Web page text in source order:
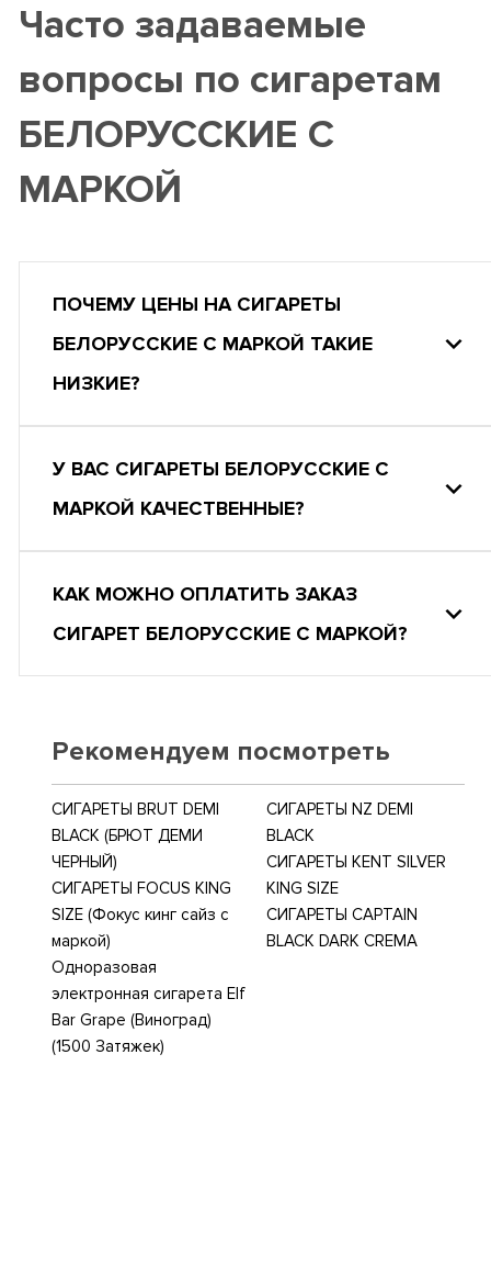
Часто задаваемые
вопросы по сигаретам
БЕЛОРУССКИЕ С
МАРКОЙ
ПОЧЕМУ ЦЕНЫ НА СИГАРЕТЫ
БЕЛОРУССКИЕ С МАРКОЙ ТАКИЕ
НИЗКИЕ?
У ВАС СИГАРЕТЫ БЕЛОРУССКИЕ С
МАРКОЙ КАЧЕСТВЕННЫЕ?
КАК МОЖНО ОПЛАТИТЬ ЗАКАЗ
СИГАРЕТ БЕЛОРУССКИЕ С МАРКОЙ?
Рекомендуем посмотреть
СИГАРЕТЫ BRUT DEMI
BLACK (БРЮТ ДЕМИ
ЧЕРНЫЙ)
СИГАРЕТЫ FOCUS KING
SIZE (Фокус кинг сайз с
маркой)
Одноразовая
электронная сигарета Elf
Bar Grape (Виноград)
(1500 Затяжек)
СИГАРЕТЫ NZ DEMI
BLACK
СИГАРЕТЫ KENT SILVER
KING SIZE
СИГАРЕТЫ СAPTAIN
BLACK DARK CREMA